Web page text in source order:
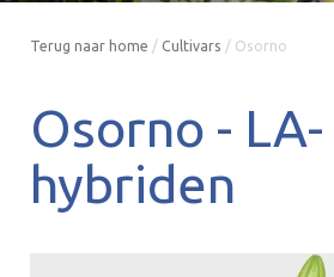
Terug naar home / Cultivars / Osorno
Osorno - LA-
hybriden